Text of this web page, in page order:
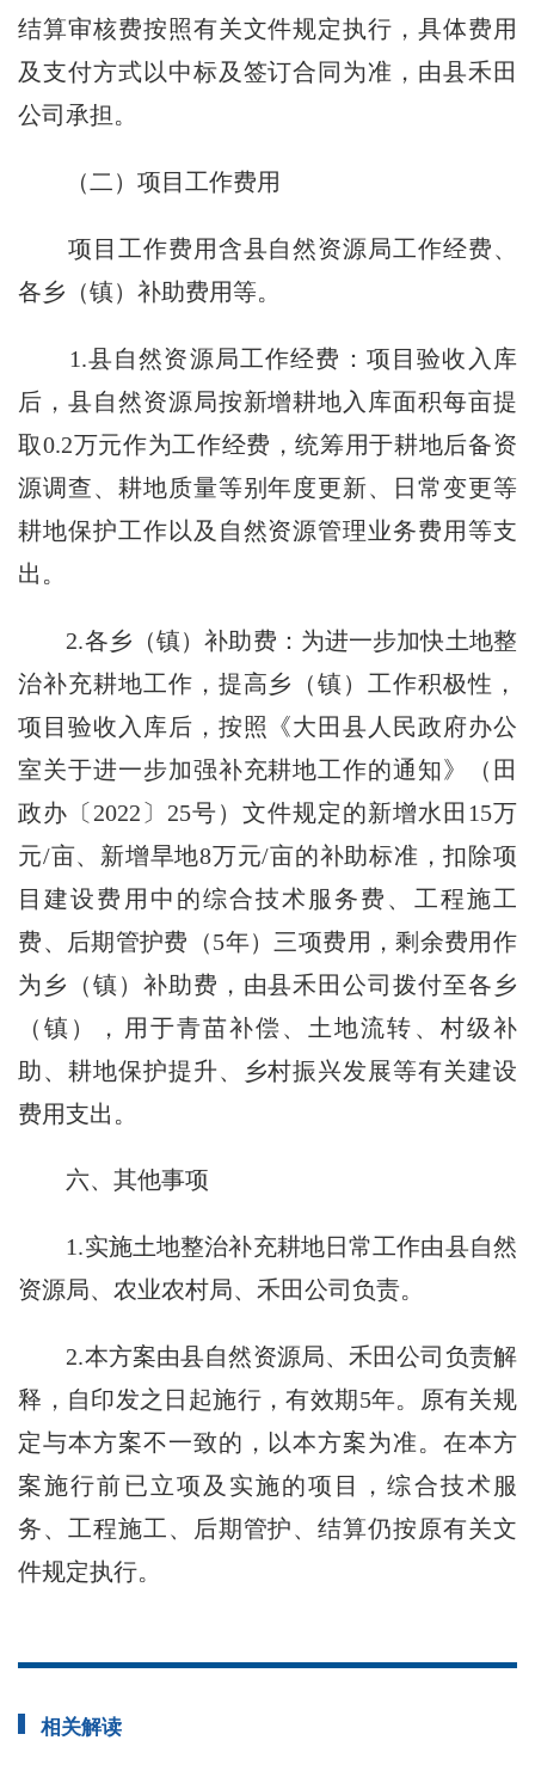
结算审核费按照有关文件规定执行，具体费用
及支付方式以中标及签订合同为准，由县禾田
公司承担。
（二）项目工作费用
项目工作费用含县自然资源局工作经费、
各乡（镇）补助费用等。
1.县自然资源局工作经费：项目验收入库
后，县自然资源局按新增耕地入库面积每亩提
取0.2万元作为工作经费，统筹用于耕地后备资
源调查、耕地质量等别年度更新、日常变更等
耕地保护工作以及自然资源管理业务费用等支
出。
2.各乡（镇）补助费：为进一步加快土地整
治补充耕地工作，提高乡（镇）工作积极性，
项目验收入库后，按照《大田县人民政府办公
室关于进一步加强补充耕地工作的通知》（田
政办〔2022〕25号）文件规定的新增水田15万
元/亩、新增旱地8万元/亩的补助标准，扣除项
目建设费用中的综合技术服务费、工程施工
费、后期管护费（5年）三项费用，剩余费用作
为乡（镇）补助费，由县禾田公司拨付至各乡
（镇），用于青苗补偿、土地流转、村级补
助、耕地保护提升、乡村振兴发展等有关建设
费用支出。
六、其他事项
1.实施土地整治补充耕地日常工作由县自然
资源局、农业农村局、禾田公司负责。
2.本方案由县自然资源局、禾田公司负责解
释，自印发之日起施行，有效期5年。原有关规
定与本方案不一致的，以本方案为准。在本方
案施行前已立项及实施的项目，综合技术服
务、工程施工、后期管护、结算仍按原有关文
件规定执行。
相关解读